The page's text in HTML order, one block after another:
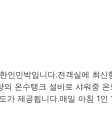
민박입니다.전객실에 최
온수탱크 설비로 샤워중
가 제공됩니다.매일 아침 1